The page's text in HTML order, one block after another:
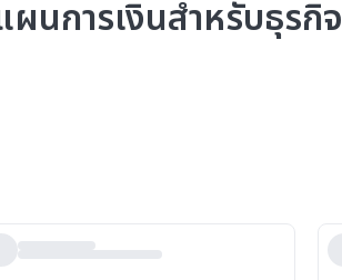
ผนการเงินสำหรับธุรกิจ